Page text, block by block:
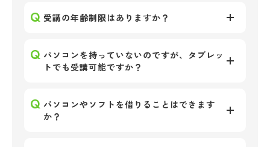
受講の年齢制限はありますか？
パソコンを持っていないのですが、タブレッ
トでも受講可能ですか？
パソコンやソフトを借りることはできます
か？